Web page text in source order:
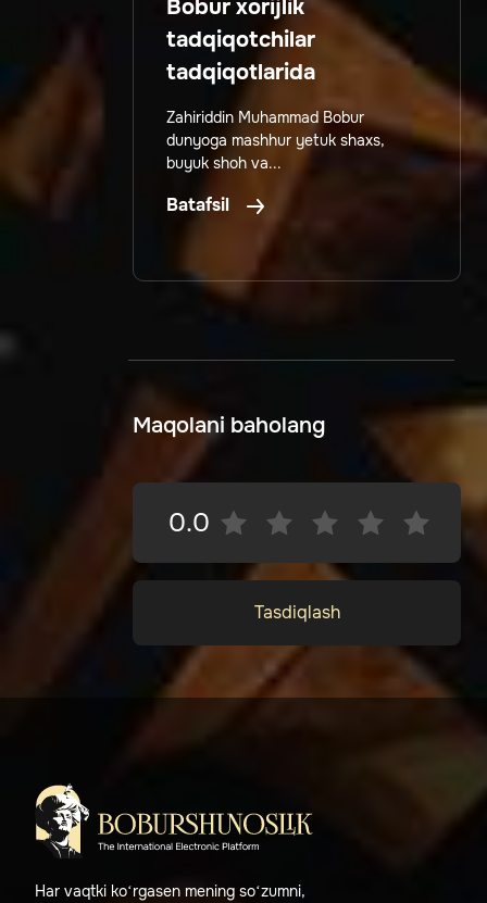
Bobur xorijlik
tadqiqotchilar
tadqiqotlarida
Zahiriddin Muhammad Bobur
dunyoga mashhur yetuk shaxs,
buyuk shoh va...
Batafsil
Maqolani baholang
0.0
Tasdiqlash
Har vaqtki ko‘rgasen mening so‘zumni,